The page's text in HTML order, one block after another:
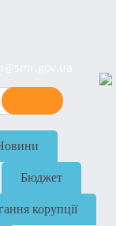
Бюджет
корупції